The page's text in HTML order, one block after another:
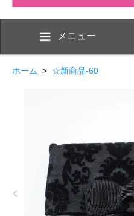
メニュー
ホーム > ☆新商品-60